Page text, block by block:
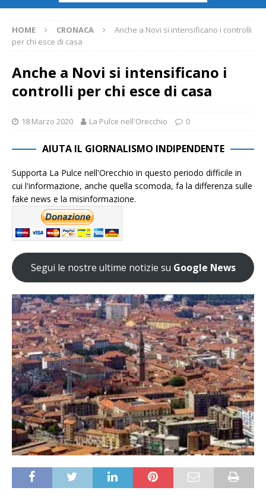
HOME CRONACA
Anche a Novi si intensificano i controlli
per chi esce di casa
Anche a Novi si intensificano i
controlli per chi esce di casa
18 Marzo 2020 La Pulce nell'Orecchio 0
AIUTA IL GIORNALISMO INDIPENDENTE
Supporta La Pulce nell'Orecchio in questo periodo difficile in
cui l'informazione, anche quella scomoda, fa la differenza sulle
fake news e la misinformazione.
Segui le nostre ultime notizie su Google News